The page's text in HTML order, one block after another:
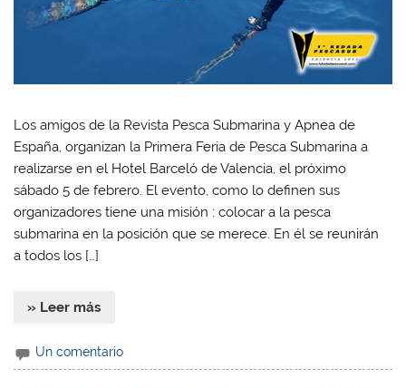
Los amigos de la Revista Pesca Submarina y Apnea de
España, organizan la Primera Feria de Pesca Submarina a
realizarse en el Hotel Barceló de Valencia, el próximo
sábado 5 de febrero. El evento, como lo definen sus
organizadores tiene una misión : colocar a la pesca
submarina en la posición que se merece. En él se reunirán
a todos los […]
» Leer más
Un comentario